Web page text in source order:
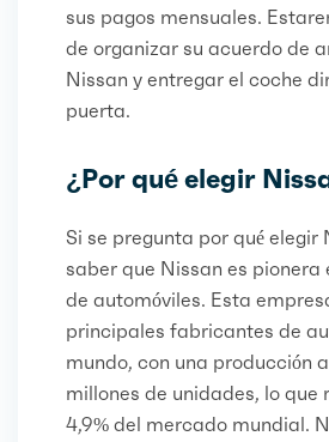
sus pagos mensuales.
de organizar su acuerdo de
Nissan y entregar el coche
puerta.
¿Por qué elegir
Si se pregunta por qué elegir
saber que Nissan es
de automóviles. Esta
principales fabricantes de
mundo, con una producción
millones de unidades, lo que
4,9% del mercado mundial.